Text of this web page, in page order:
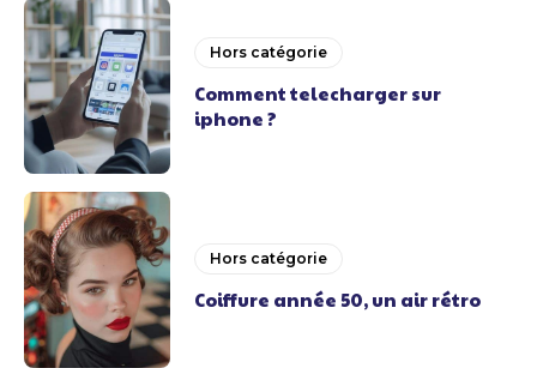
Hors catégorie
Comment telecharger sur
iphone ?
Hors catégorie
Coiffure année 50, un air rétro